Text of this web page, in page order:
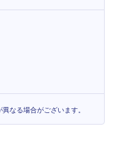
なる場合がございます。